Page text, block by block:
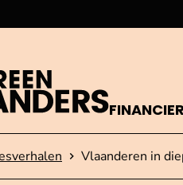
Fonds (VAF)
Vlaanderen in